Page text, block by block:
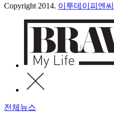
Copyright 2014. 이투데이피엔씨
전체뉴스